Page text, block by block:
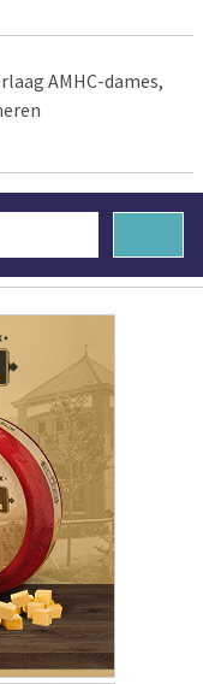
AMHC-dames,